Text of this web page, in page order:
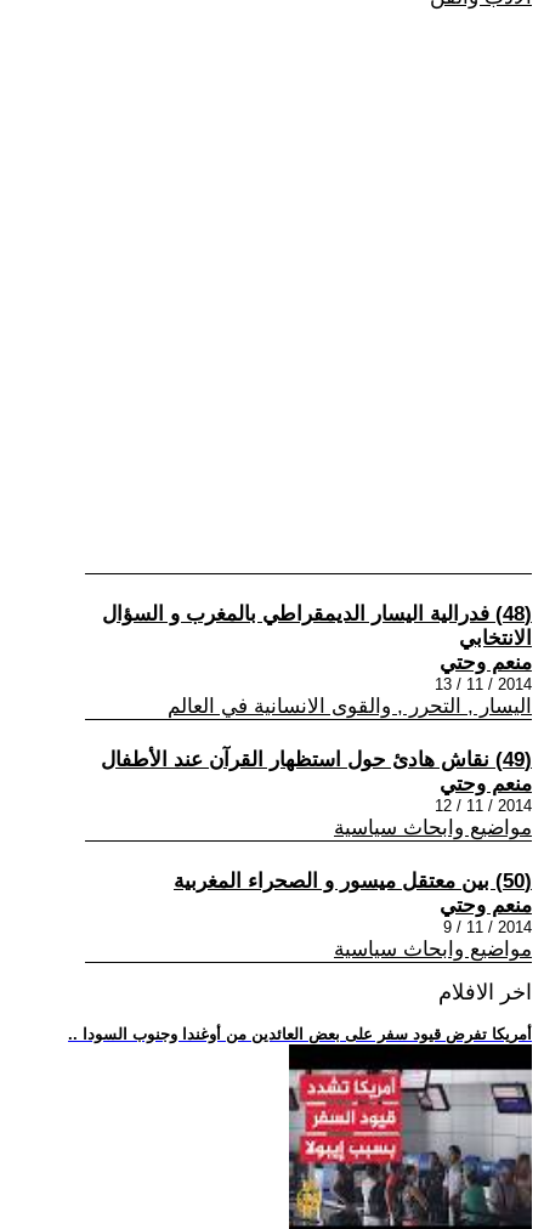
(48) فدرالية اليسار الديمقراطي بالمغرب و السؤال
الانتخابي
منعم وحتي
2014 / 11 / 13
اليسار , التحرر , والقوى الانسانية في العالم
(49) نقاش هادئ حول استظهار القرآن عند الأطفال
منعم وحتي
2014 / 11 / 12
مواضيع وابحاث سياسية
(50) بين معتقل ميسور و الصحراء المغربية
منعم وحتي
2014 / 11 / 9
مواضيع وابحاث سياسية
اخر الافلام
.. أمريكا تفرض قيود سفر على بعض العائدين من أوغندا وجنوب السودا